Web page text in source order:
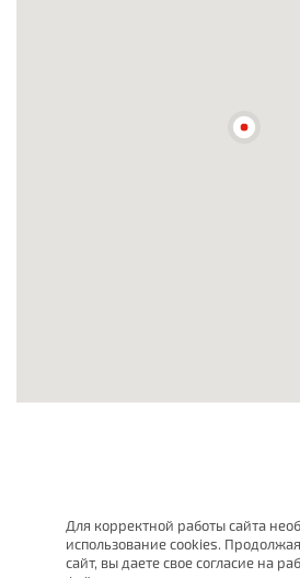
Для корректной работы сайта
использование cookies.
сайт, вы даете свое согласие на